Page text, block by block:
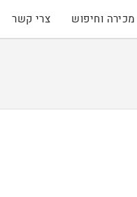
מכירה וחיפוש צרי קשר